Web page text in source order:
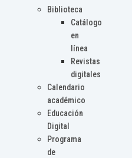
Biblioteca
Catálogo
en
línea
Revistas
digitales
Calendario
académico
Educación
Digital
Programa
de